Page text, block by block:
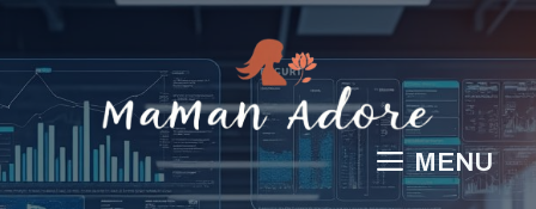
contenu
MENU